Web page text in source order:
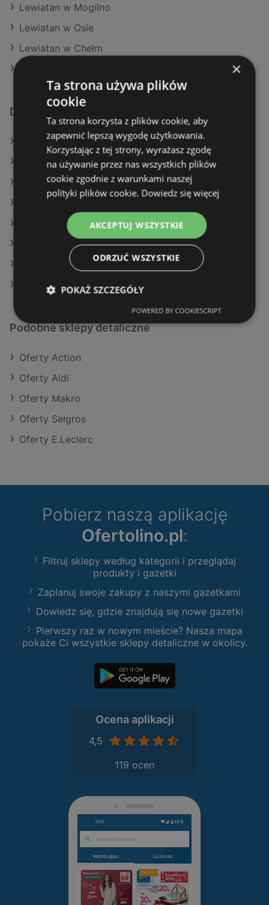
Lewiatan w Mogilno
Lewiatan w Osie
Lewiatan w Chełm
Dodatkowe łącza
Oferty Action
Oferty Auchan
Aktualne gazetki Action
Aktualne gazetki Biedronka
Aktualne gazetki Dino
Aktualne gazetki E.Leclerc
Aktualne gazetki Makro
Sklepy Lewiatan w Wolin
Podobne sklepy detaliczne
Oferty Action
Oferty Aldi
Oferty Makro
Oferty Selgros
Oferty E.Leclerc
Pobierz naszą aplikację
Ofertolino.pl:
Filtruj sklepy według kategorii i przeglądaj
produkty i gazetki
Zaplanuj swoje zakupy z naszymi gazetkami
Dowiedz się, gdzie znajdują się nowe gazetki
Pierwszy raz w nowym mieście? Nasza mapa
pokaże Ci wszystkie sklepy detaliczne w okolicy.
Ocena aplikacji
4,5
119 ocen
×
Ta strona używa plików
cookie
Ta strona korzysta z plików cookie, aby
zapewnić lepszą wygodę użytkowania.
Korzystając z tej strony, wyrażasz zgodę
na używanie przez nas wszystkich plików
cookie zgodnie z warunkami naszej
polityki plików cookie. Dowiedz się więcej
AKCEPTUJ WSZYSTKIE
ODRZUĆ WSZYSTKIE
POKAŻ SZCZEGÓŁY
POWERED BY COOKIESCRIPT